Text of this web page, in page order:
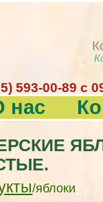
593-00-89 c
нас
/яблоки